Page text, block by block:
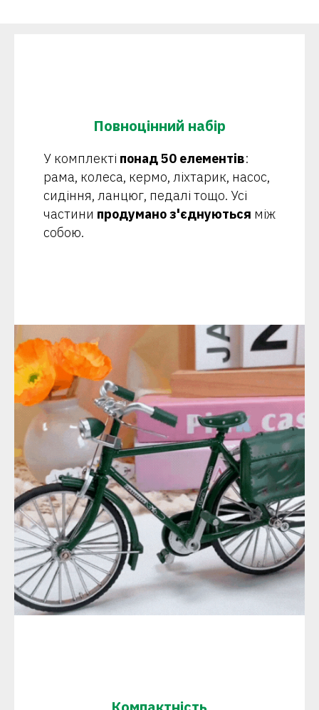
Повноцінний набір
У комплекті понад 50 елементів:
рама, колеса, кермо, ліхтарик, насос,
сидіння, ланцюг, педалі тощо. Усі
частини продумано з'єднуються між
собою.